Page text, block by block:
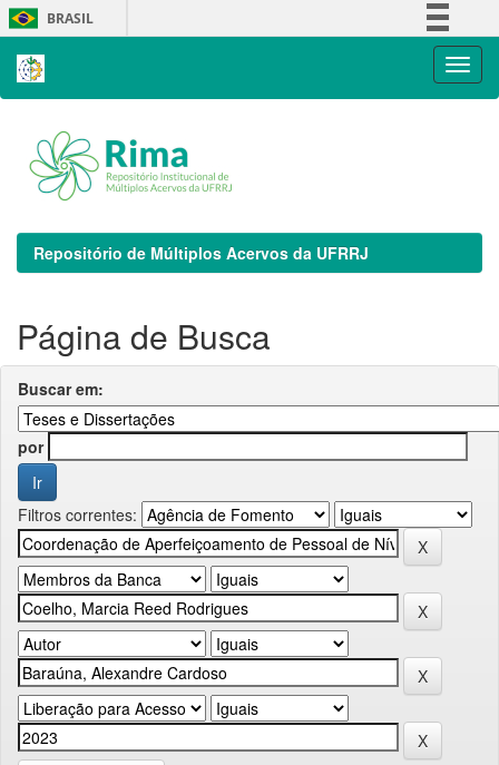
Skip
navigation
BRASIL
Repositório de Múltiplos Acervos da UFRRJ
Página de Busca
Buscar em:
por
Filtros correntes: